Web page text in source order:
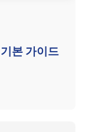
본 가이드